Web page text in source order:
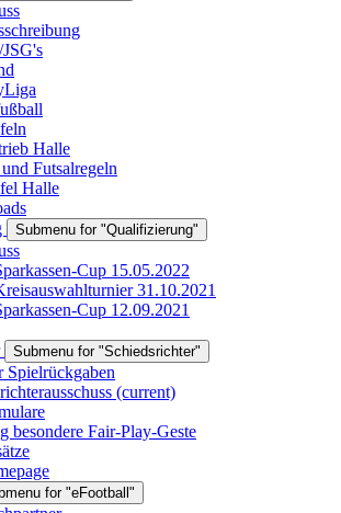
Halle
Futsalregeln
Halle
Submenu for "Qualifizierung"
Cup 15.05.2022
31.10.2021
Cup 12.09.2021
Submenu for "Schiedsrichter"
(current)
besondere Fair-Play-Geste
for "eFootball"